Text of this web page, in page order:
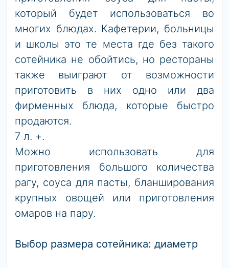
который будет использоваться во
многих блюдах. Кафетерии, больницы
и школы это те места где без такого
сотейника не обойтись, но рестораны
также выиграют от возможности
приготовить в них одно или два
фирменных блюда, которые быстро
продаются.
7 л. +.
Можно использовать для
приготовления большого количества
рагу, соуса для пасты, бланширования
крупных овощей или приготовления
омаров на пару.
Выбор размера сотейника: диаметр